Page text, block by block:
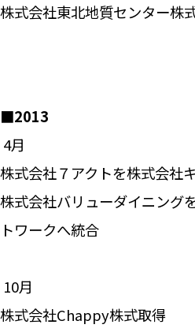
株式会社東北地質センター株
■2013
―― 4月
株式会社７アクトを株式会社
株式会社バリューダイニング
トワークへ統合
―― 10月
株式会社Chappy株式取得